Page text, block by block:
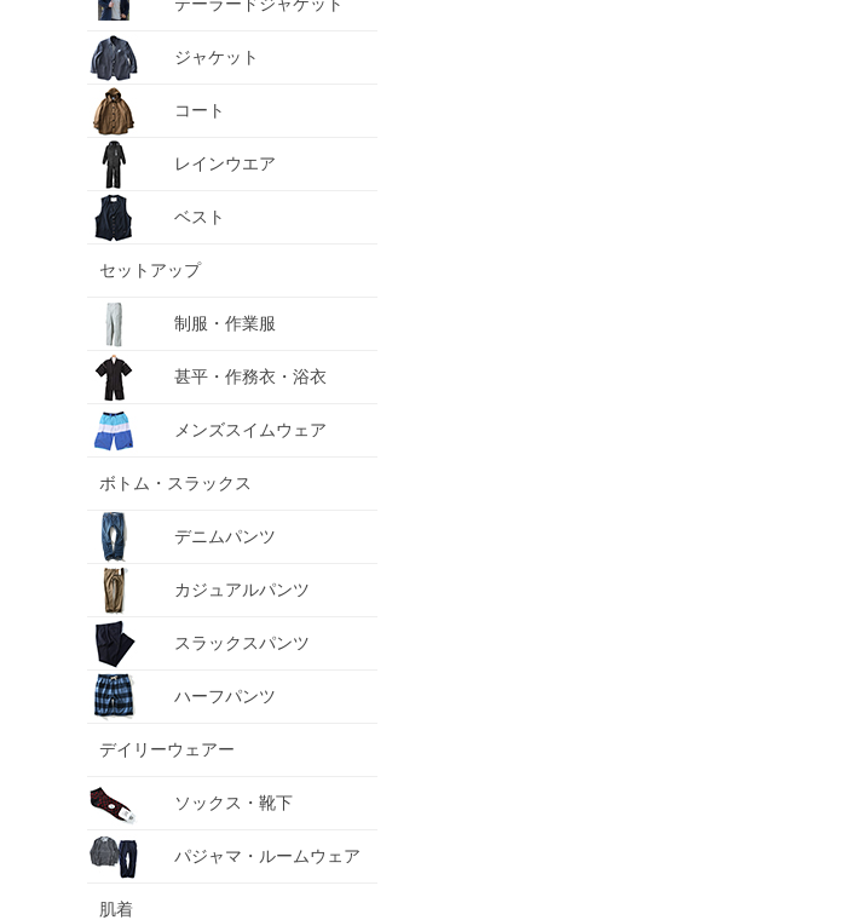
ジャケット
コート
レインウエア
ベスト
セットアップ
制服・作業服
甚平・作務衣・浴衣
メンズスイムウェア
ボトム・スラックス
デニムパンツ
カジュアルパンツ
スラックスパンツ
ハーフパンツ
デイリーウェアー
ソックス・靴下
パジャマ・ルームウェア
肌着